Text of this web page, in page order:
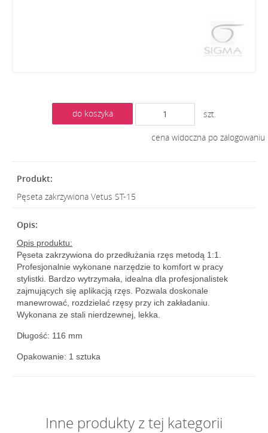
do koszyka szt.
cena widoczna po zalogowaniu
Pęseta zakrzywiona Vetus ST-15
Opis produktu:
Pęseta zakrzywiona do przedłużania rzęs metodą 1:1.
Profesjonalnie wykonane narzędzie to komfort w pracy
stylistki. Bardzo wytrzymała, idealna dla profesjonalistek
zajmujących się aplikacją rzęs. Pozwala doskonale
manewrować, rozdzielać rzęsy przy ich zakładaniu.
Wykonana ze stali nierdzewnej, lekka.
Długość: 116 mm
Opakowanie: 1 sztuka
Inne produkty z tej kategorii